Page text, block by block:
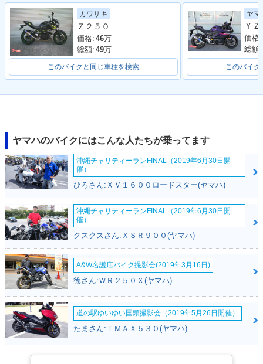
2022年 MT-25 AB
S・マイナーチェン
ジ
2021年 MT-25 AB
S・カラーチェンジ
S・マイナーチェン
2017年 MT-25・カ
ラーチェンジ
2016年 MT-25・新
カワサキ
Ｚ２５０
価格: 46万
総額: 49万
このバイクと同じ車種を検索
ヤマ
価格:
総額:
このバイク
ヤマハのバイクにはこんな人たちが乗ってます
沖縄チャリティーランFINAL（2019年6月30日開
催）
ひろさん:ＸＶ１６００ロードスター(ヤマハ)
沖縄チャリティーランFINAL（2019年6月30日開
催）
クスクスさん:ＸＳＲ９００(ヤマハ)
A&W名護店バイク撮影会(2019年3月16日)
徳さん:ＷＲ２５０Ｘ(ヤマハ)
道の駅ゆいゆい国頭撮影会（2019年5月26日開催）
たまさん:ＴＭＡＸ５３０(ヤマハ)